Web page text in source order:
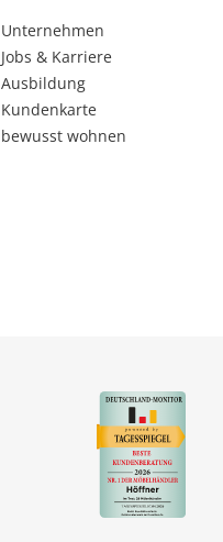
Unternehmen
Jobs & Karriere
Ausbildung
Kundenkarte
bewusst wohnen